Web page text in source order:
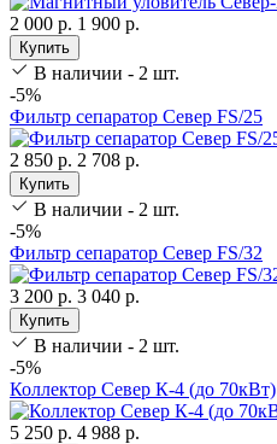
2 000 р. 1 900 р.
Купить
В наличии - 2 шт.
-5%
Фильтр сепаратор Север FS/25
2 850 р. 2 708 р.
Купить
В наличии - 2 шт.
-5%
Фильтр сепаратор Север FS/32
3 200 р. 3 040 р.
Купить
В наличии - 2 шт.
-5%
Коллектор Север К-4 (до 70кВт)
5 250 р. 4 988 р.